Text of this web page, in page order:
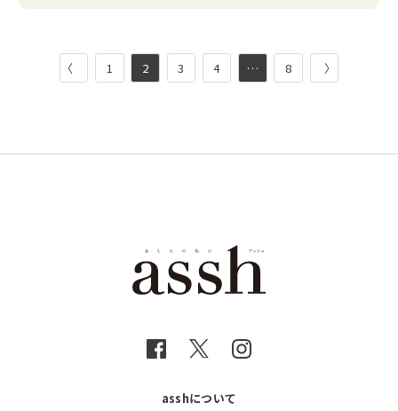
〈 1 2 3 4 … 8 〉
asshについて